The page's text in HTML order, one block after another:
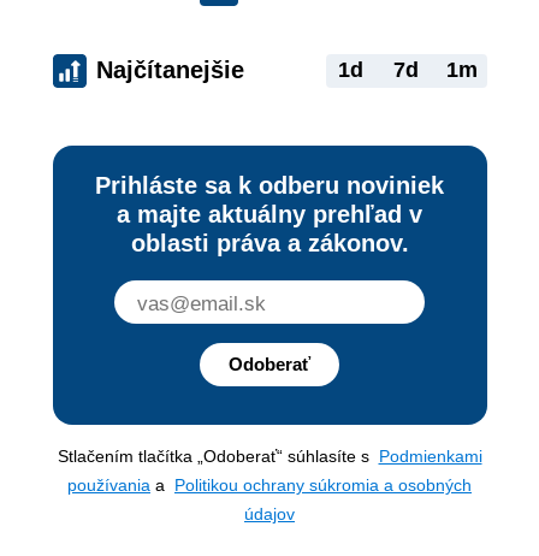
Najčítanejšie 1d 7d 1m
Prihláste sa k odberu noviniek
a majte aktuálny prehľad v
oblasti práva a zákonov.
Odoberať
Stlačením tlačítka „Odoberať“ súhlasíte s Podmienkami
používania a Politikou ochrany súkromia a osobných
údajov